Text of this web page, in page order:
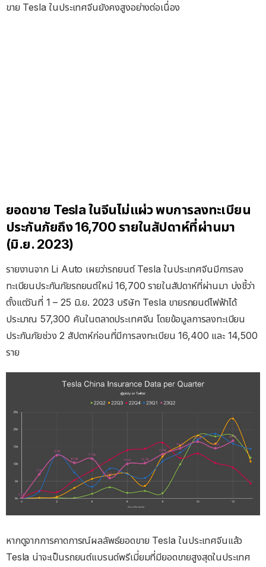
ขาย Tesla ในประเทศจีนยังคงสูงอย่างต่อเนื่อง
ยอดขาย Tesla ในจีนไม่แผ่ว พบการลงทะเบียน
ประกันภัยถึง 16,700 รายในสัปดาห์ที่ผ่านมา
(มิ.ย. 2023)
รายงานจาก Li Auto เผยว่ารถยนต์ Tesla ในประเทศจีนมีการลง
ทะเบียนประกันภัยรถยนต์ใหม่ 16,700 รายในสัปดาห์ที่ผ่านมา บ่งชี้ว่า
ตั้งแต่วันที่ 1 – 25 มิ.ย. 2023 บริษัท Tesla ขายรถยนต์ไฟฟ้าได้
ประมาณ 57,300 คันในตลาดประเทศจีน โดยข้อมูลการลงทะเบียน
ประกันภัยช่วง 2 สัปดาห์ก่อนที่มีการลงทะเบียน 16,400 และ 14,500
ราย
หากดูจากการคาดการณ์ผลลัพธ์ยอดขาย Tesla ในประเทศจีนแล้ว
Tesla น่าจะเป็นรถยนต์แบรนด์พรีเมี่ยมที่มียอดขายสูงสุดในประเทศ